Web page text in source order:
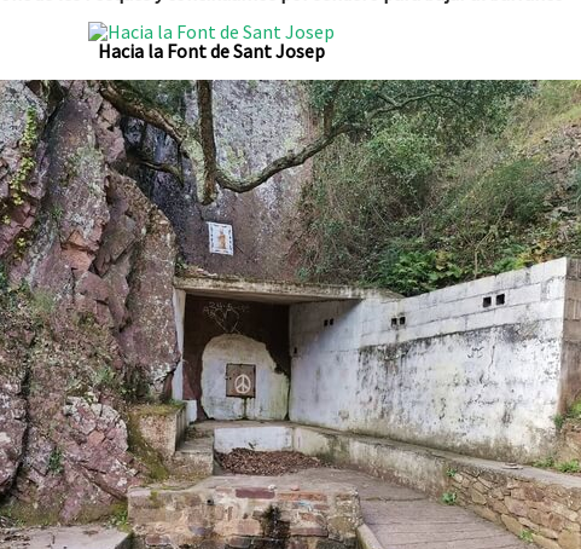
Hacia la Font de Sant Josep